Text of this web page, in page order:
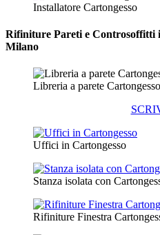
Installatore Cartongesso
Rifiniture Pareti e Controsoffitti
Milano
Libreria a parete Cartongesso
Uffici in Cartongesso
Stanza isolata con
Rifiniture Finestra